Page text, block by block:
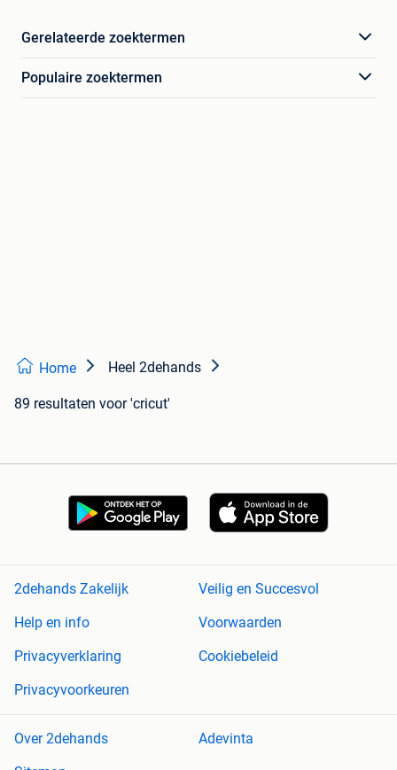
Gerelateerde zoektermen
Populaire zoektermen
Home Heel 2dehands
89 resultaten voor 'cricut'
2dehands Zakelijk
Veilig en Succesvol
Help en info
Voorwaarden
Privacyverklaring
Cookiebeleid
Privacyvoorkeuren
Over 2dehands
Adevinta